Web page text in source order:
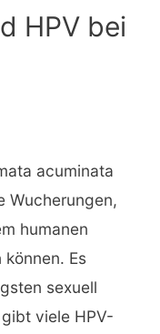
HPV bei
acuminata
Wucherungen,
humanen
Es
sexuell
viele HPV-